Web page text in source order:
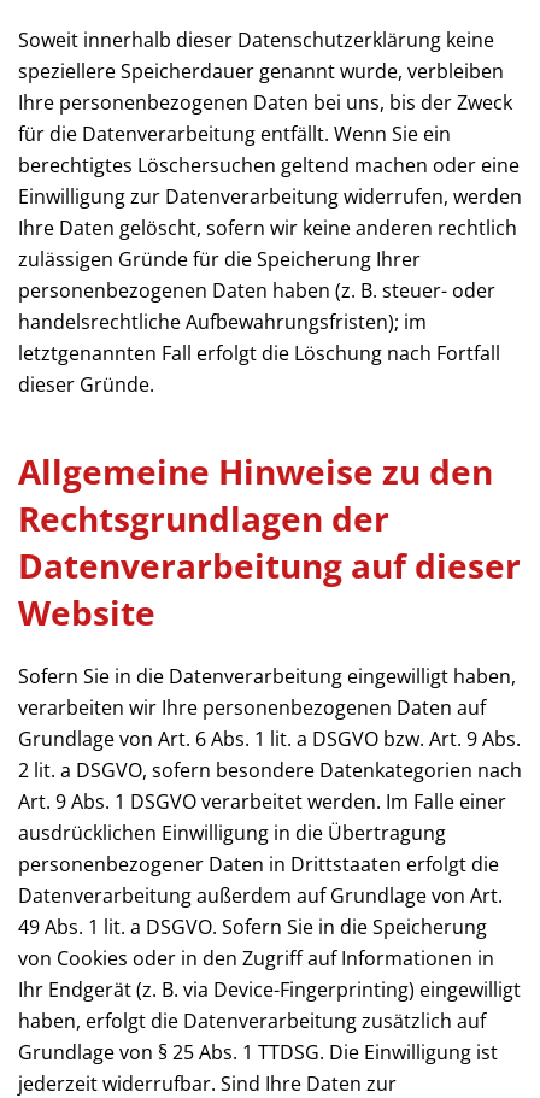
Soweit innerhalb dieser Datenschutzerklärung keine
speziellere Speicherdauer genannt wurde, verbleiben
Ihre personenbezogenen Daten bei uns, bis der Zweck
für die Datenverarbeitung entfällt. Wenn Sie ein
berechtigtes Löschersuchen geltend machen oder eine
Einwilligung zur Datenverarbeitung widerrufen, werden
Ihre Daten gelöscht, sofern wir keine anderen rechtlich
zulässigen Gründe für die Speicherung Ihrer
personenbezogenen Daten haben (z. B. steuer- oder
handelsrechtliche Aufbewahrungsfristen); im
letztgenannten Fall erfolgt die Löschung nach Fortfall
dieser Gründe.
Allgemeine Hinweise zu den
Rechtsgrundlagen der
Datenverarbeitung auf dieser
Website
Sofern Sie in die Datenverarbeitung eingewilligt haben,
verarbeiten wir Ihre personenbezogenen Daten auf
Grundlage von Art. 6 Abs. 1 lit. a DSGVO bzw. Art. 9 Abs.
2 lit. a DSGVO, sofern besondere Datenkategorien nach
Art. 9 Abs. 1 DSGVO verarbeitet werden. Im Falle einer
ausdrücklichen Einwilligung in die Übertragung
personenbezogener Daten in Drittstaaten erfolgt die
Datenverarbeitung außerdem auf Grundlage von Art.
49 Abs. 1 lit. a DSGVO. Sofern Sie in die Speicherung
von Cookies oder in den Zugriff auf Informationen in
Ihr Endgerät (z. B. via Device-Fingerprinting) eingewilligt
haben, erfolgt die Datenverarbeitung zusätzlich auf
Grundlage von § 25 Abs. 1 TTDSG. Die Einwilligung ist
jederzeit widerrufbar. Sind Ihre Daten zur